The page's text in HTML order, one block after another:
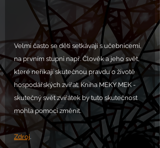
Velmi často se děti setkávají s učebnicemi,
na prvním stupni např. Člověk a jeho svět,
které neříkají skutečnou pravdu o životě
hospodářských zvířat. Kniha MEKY MEK -
skutečný svět zvířátek by tuto skutečnost
mohla pomoci změnit.
Zdroj.